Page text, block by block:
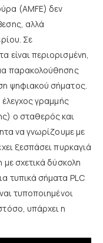
(ΑΜFE) δεν
αλλά
Σε
είναι περιορισμένη,
παρακολούθησης
ψηφιακού σήματος.
γραμμής
ο σταθερός και
να γνωρίζουμε με
ξεσπάσει πυρκαγιά
σχετικά δύσκολη
τυπικά σήματα PLC
τυποποιημένοι
υπάρχει η